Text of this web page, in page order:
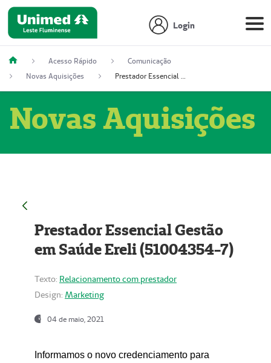
Login
Acesso Rápido
Comunicação
Novas Aquisições
Prestador Essencial Gestão em Saúde Ereli (51004354-7)
Novas Aquisições
Prestador Essencial Gestão
em Saúde Ereli (51004354-7)
Texto: Relacionamento com prestador
Design: Marketing
04 de maio, 2021
Informamos o novo credenciamento para